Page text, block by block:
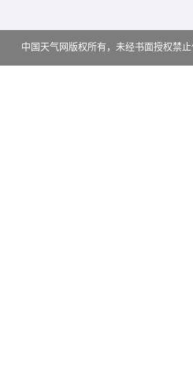
中国天气网版权所有，未经书面授权